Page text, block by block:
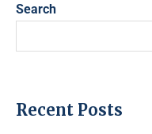
Search
Recent Posts